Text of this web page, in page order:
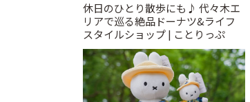
休日のひとり散歩にも♪ 代々木エ
リアで巡る絶品ドーナツ&ライフ
スタイルショップ | ことりっぷ